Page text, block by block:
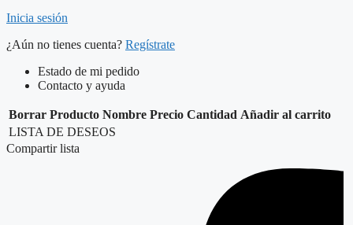
Inicia sesión
¿Aún no tienes cuenta? Regístrate
Estado de mi pedido
Contacto y ayuda
Borrar Producto Nombre Precio Cantidad Añadir al carrito
LISTA DE DESEOS
Compartir lista